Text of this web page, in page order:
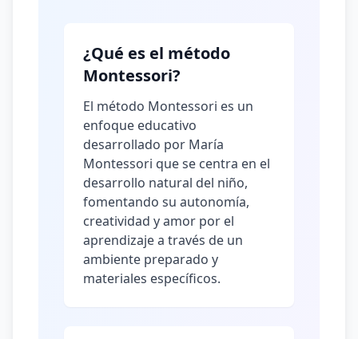
¿Qué es el método
Montessori?
El método Montessori es un
enfoque educativo
desarrollado por María
Montessori que se centra en el
desarrollo natural del niño,
fomentando su autonomía,
creatividad y amor por el
aprendizaje a través de un
ambiente preparado y
materiales específicos.